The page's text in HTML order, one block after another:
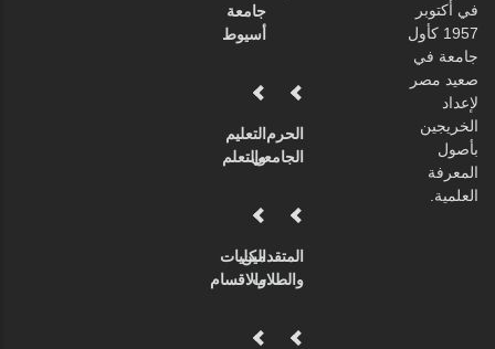
في أكتوبر
1957 كأول
جامعة في
صعيد مصر
لإعداد
الخريجين
بأصول
المعرفة
العلمية.
جامعة
أسيوط
الحرم
الجامعي
التعليم
والتعلم
المتقدمين
والطلاب
الكليات
والاقسام